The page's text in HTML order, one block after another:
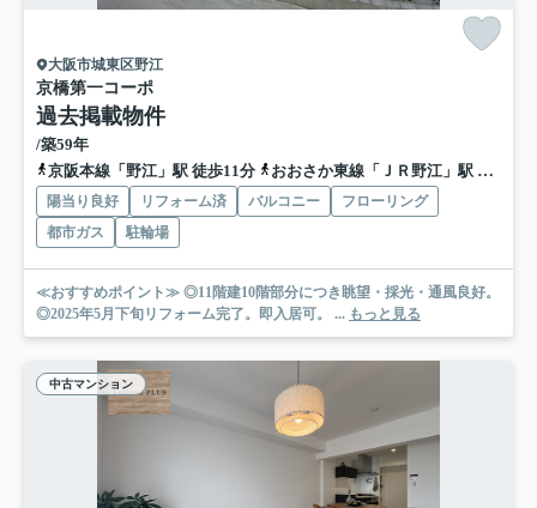
大阪市城東区野江
京橋第一コーポ
過去掲載物件
/築59年
京阪本線「野江」駅 徒歩11分
おおさか東線「ＪＲ野江」駅 徒歩11分
陽当り良好 リフォーム済 バルコニー
フローリング
都市ガス
駐輪場
≪おすすめポイント≫ ◎11階建10階部分につき眺望・採光・通風良好。
◎2025年5月下旬リフォーム完了。即入居可。 ... もっと見る
中古マンション